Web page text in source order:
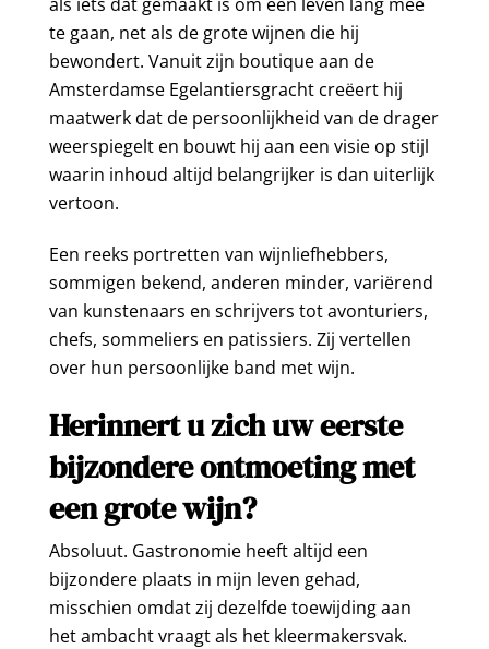
te gaan, net als de grote wijnen die hij
bewondert. Vanuit zijn boutique aan de
Amsterdamse Egelantiersgracht creëert hij
maatwerk dat de persoonlijkheid van de drager
weerspiegelt en bouwt hij aan een visie op stijl
waarin inhoud altijd belangrijker is dan uiterlijk
vertoon.
Een reeks portretten van wijnliefhebbers,
sommigen bekend, anderen minder, variërend
van kunstenaars en schrijvers tot avonturiers,
chefs, sommeliers en patissiers. Zij vertellen
over hun persoonlijke band met wijn.
Herinnert u zich uw eerste
bijzondere ontmoeting met
een grote wijn?
Absoluut. Gastronomie heeft altijd een
bijzondere plaats in mijn leven gehad,
misschien omdat zij dezelfde toewijding aan
het ambacht vraagt als het kleermakersvak.